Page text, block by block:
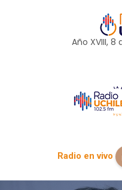
Año XVIII, 8
Radio en vivo